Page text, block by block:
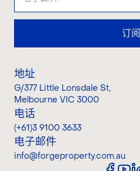
订阅
地址
G/377 Little Lonsdale St,
Melbourne VIC 3000
电话
(+61)3 9100 3633
电子邮件
info@forgeproperty.com.au